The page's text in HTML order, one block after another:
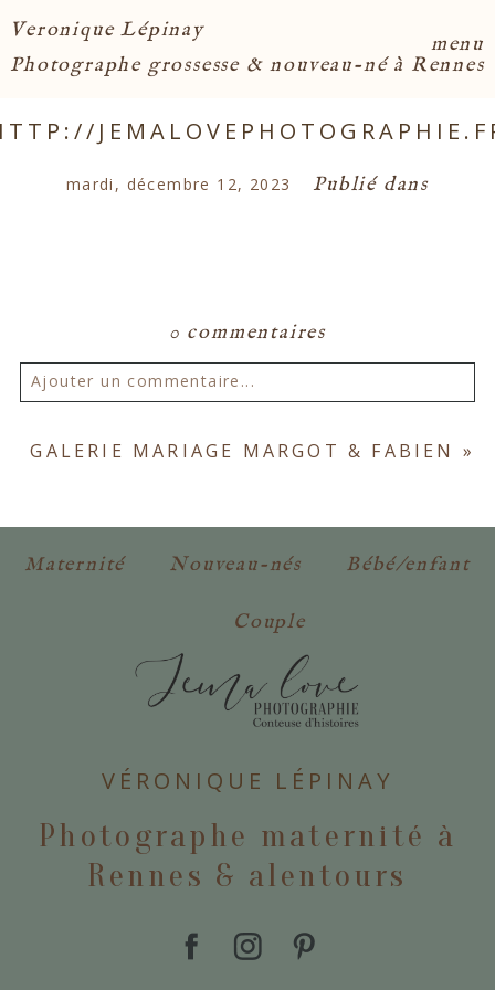
menu
Veronique Lépinay
Photographe grossesse & nouveau-né à Rennes
mardi, décembre 12, 2023 Publié dans
0 commentaires
Ajouter un commentaire...
Votre email ne sera jamais publié ou partagé.
GALERIE MARIAGE MARGOT & FABIEN »
Maternité Nouveau-nés Bébé/enfant
Couple
VÉRONIQUE LÉPINAY
Photographe maternité à
Rennes & alentours